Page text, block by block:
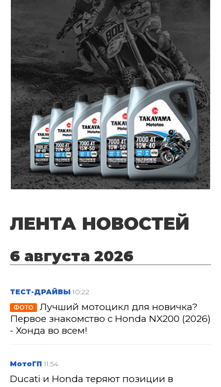
ЛЕНТА НОВОСТЕЙ
6 августа 2026
ТЕСТ-ДРАЙВЫ 10:22
ФОТО
Лучший мотоцикл для новичка?
Первое знакомство с Honda NX200 (2026)
- Хонда во всем!
МотоГП 11:54
Ducati и Honda теряют позиции в